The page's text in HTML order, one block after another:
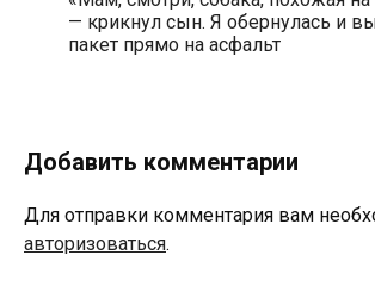
— крикнул сын. Я обернулась и
пакет прямо на асфальт
Добавить комментарии
Для отправки комментария вам
авторизоваться.